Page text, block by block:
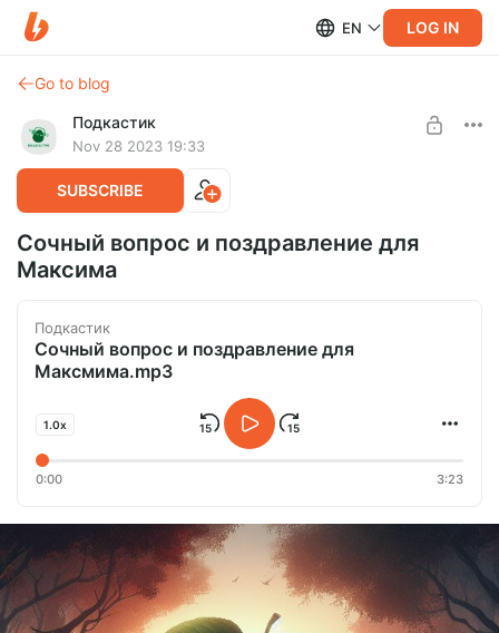
EN LOG IN
Go to blog
Подкастик
Nov 28 2023 19:33
SUBSCRIBE
Сочный вопрос и поздравление для
Максима
Подкастик
Сочный вопрос и поздравление для
Максмима.mp3
1.0x
0:00 3:23